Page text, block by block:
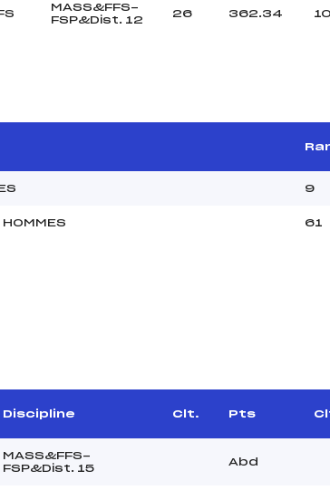
MASS&FFS-
FSP&Dist. 12
26 362.34
9
61
Discipline Clt. Pts
MASS&FFS-
FSP&Dist. 15
Abd